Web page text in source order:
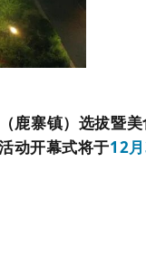
鹿寨镇）选拔暨
动开幕式将于12月